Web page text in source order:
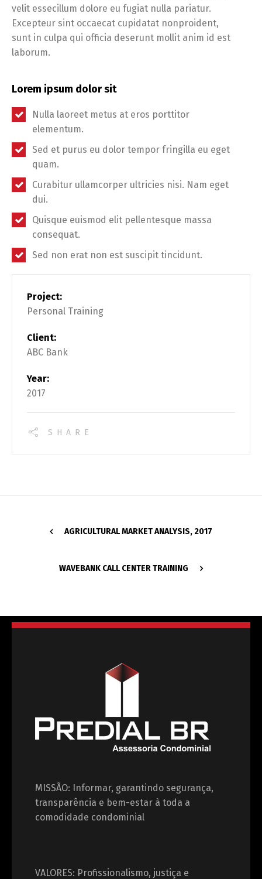
velit essecillum dolore eu fugiat nulla pariatur.
Excepteur sint occaecat cupidatat nonproident,
sunt in culpa qui officia deserunt mollit anim id est
laborum.
Lorem ipsum dolor sit
Nulla laoreet metus at eros porttitor
elementum.
Sed et purus eu dolor tempor fringilla eu eget
quam.
Curabitur ullamcorper ultricies nisi. Nam eget
dui.
Quisque euismod elit pellentesque massa
consequat.
Sed non erat non est suscipit tincidunt.
Project:
Personal Training
Client:
ABC Bank
Year:
2017
SHARE
AGRICULTURAL MARKET ANALYSIS, 2017
WAVEBANK CALL CENTER TRAINING
MISSÃO: Informar, garantindo segurança,
transparência e bem-estar à toda a
comodidade condominial
VALORES: Profissionalismo, justiça e